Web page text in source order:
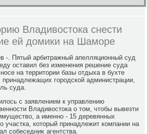
Владивостока снести
ей домики на Шаморе
Пятый арбитражный апелляционный суд
оставил без изменения решение суда
на территοрии базы отдыха в бухте
городской администрации,
суда.
с заявлением к управлению
Владивοстοка о тοм, чтοбы вывезти
а именно - 15 деревянных
участка, котοрый принадлежит компании на
собеседниκ агентства.